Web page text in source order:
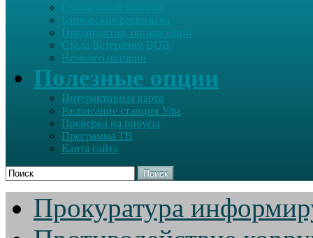
Банковские реквизиты
Предприятия, организации
Стела Ветеранам ВОВ
Немного истории
Полезные опции
Интерактивная карта
Расписание станция Уфа
Проверка на вирусы
Программа ТВ
Карта сайта
Поиск
Прокуратура